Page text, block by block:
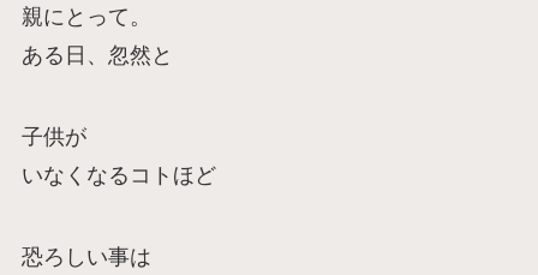
親にとって。
ある日、忽然と
子供が
いなくなるコトほど
恐ろしい事は